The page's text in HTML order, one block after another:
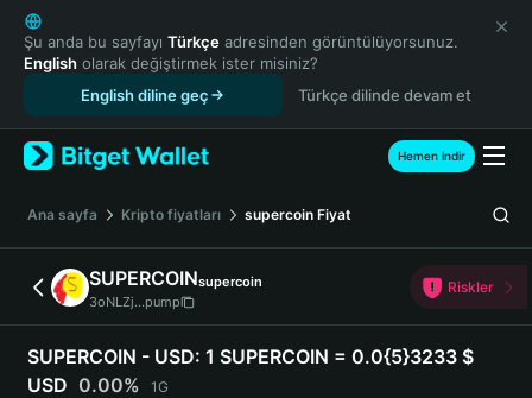
English
日本語
Tiếng Việt
Español (Latinoamérica)
Türkçe
Français
Deutsch
简体中文
繁體中文
Português (Portugal)
Bahasa Indonesia
ภาษาไทย
Şu anda bu sayfayı Türkçe adresinden görüntülüyorsunuz.
English olarak değiştirmek ister misiniz?
English diline geç
Türkçe dilinde devam et
Hemen indir
Ana sayfa Kripto fiyatları supercoin Fiyat
SUPERCOINsupercoin
3oNLZj...pump
Riskler
SUPERCOIN - USD: 1 SUPERCOIN = 0.0{5}3233 $
USD 0.00% 1G